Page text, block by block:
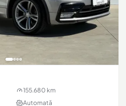
155.680 km
Automată